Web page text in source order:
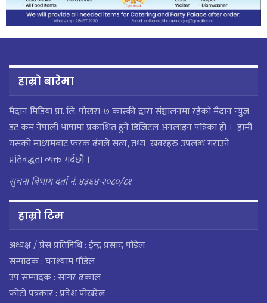
हाम्रो बारेमा
मैदान मिडिया प्रा. लि. पाेखरा-७ कास्की द्वारा संञ्चालनमा रहेको मैदान न्युज
डट कम नेपाली भाषामा प्रकाशित हुने डिजिटल अनलाइन पत्रिका हो । हामी
यसको माध्यमबाट फरक ढंगले सत्य, तथ्य खवरहरु उपलब्ध गराउने
प्रतिवद्धता व्यक्त गर्दछौं ।
सुचना बिभाग दर्ता नं. ४३६४-२०८०/८१
हाम्राे टिम
अध्यक्ष / प्रेस प्रतिनिधि : ईन्द्र प्रसाद पौडेल
सम्पादक : घनश्याम पौडेल
उप सम्पादक : सागर ढकाल
फोटो पत्रकार : प्रवेश पोखरेल